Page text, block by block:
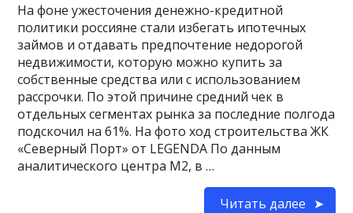
На фоне ужесточения денежно-кредитной
политики россияне стали избегать ипотечных
займов и отдавать предпочтение недорогой
недвижимости, которую можно купить за
собственные средства или с использованием
рассрочки. По этой причине средний чек в
отдельных сегментах рынка за последние полгода
подскочил на 61%. На фото ход строительства ЖК
«Северный Порт» от LEGENDA По данным
аналитического центра М2, в …
Читать далее